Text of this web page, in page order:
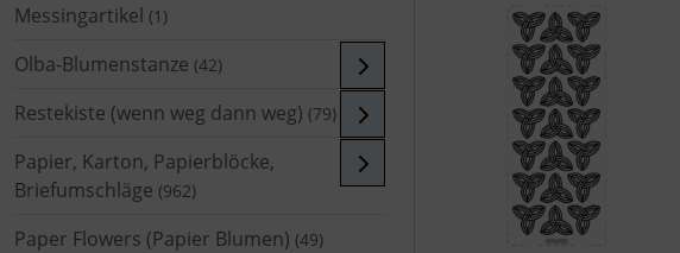
Messingartikel (1)
Olba-Blumenstanze (42)
Restekiste (wenn weg dann weg) (79)
Papier, Karton, Papierblöcke,
Briefumschläge (962)
Paper Flowers (Papier Blumen) (49)